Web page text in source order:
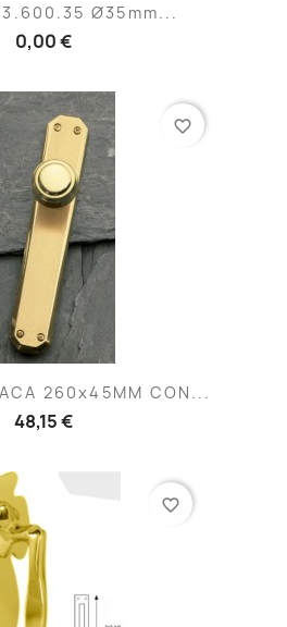
Ø35mm...
0,00 €
260x45MM CON...
48,15 €
favorite_border
favorite_border